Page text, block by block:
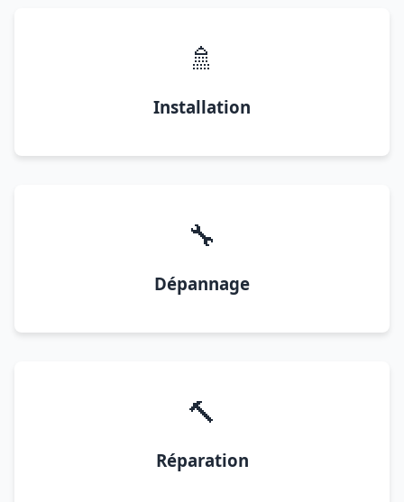
🚿
Installation
🔧
Dépannage
🔨
Réparation